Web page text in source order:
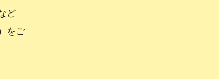
務））合格者の官庁訪問について
用試験（係長級（事務））～
程度試験）受験者の官庁訪問について（一般職・技術系）
ど
をご